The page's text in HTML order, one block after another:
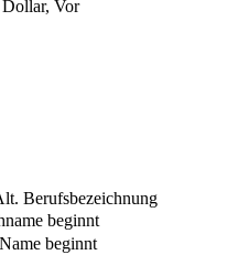
Vor
Berufsbezeichnung
beginnt
beginnt